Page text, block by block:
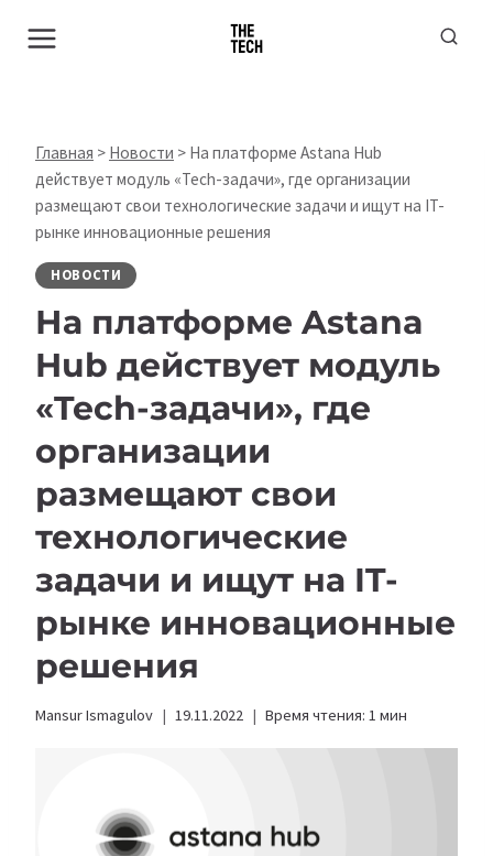
Главная > Новости > На платформе Astana Hub
действует модуль «Tech-задачи», где организации
размещают свои технологические задачи и ищут на IT-
рынке инновационные решения
НОВОСТИ
На платформе Astana
Hub действует модуль
«Tech-задачи», где
организации
размещают свои
технологические
задачи и ищут на IT-
рынке инновационные
решения
Mansur Ismagulov 19.11.2022 Время чтения: 1 мин